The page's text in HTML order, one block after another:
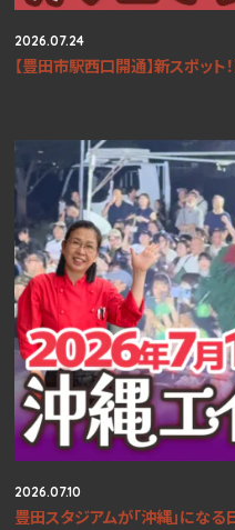
2026.07.24
【豊田市駅西口開通】新スポット
2026.07.10
豊田スタジアムが「沖縄」になる